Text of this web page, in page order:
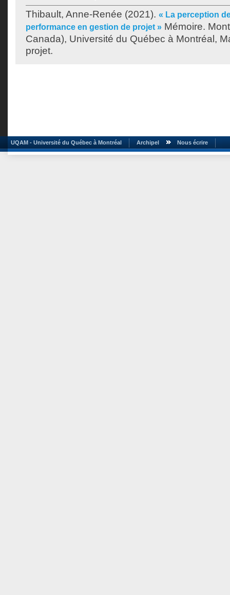
Thibault, Anne-Renée (2021). « La perception
performance en gestion de projet » Mémoire.
Canada), Université du Québec à Montréal,
projet.
UQAM - Université du Québec à Montréal Archipel Nous écrire